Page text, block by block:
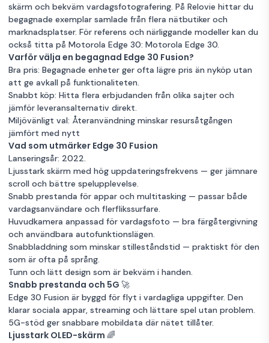
skärm och bekväm vardagsfotografering. På Relovie hittar du
begagnade exemplar samlade från flera nätbutiker och
marknadsplatser. För referens och närliggande modeller kan du
också titta på Motorola Edge 30: Motorola Edge 30
Varför välja en begagnad Edge 30 Fusion?
Bra pris: Begagnade enheter ger ofta lägre pris än nyköp utan
att ge avkall på funktionaliteten.
Snabbt köp: Hitta flera erbjudanden från olika sajter och
jämför leveransalternativ direkt.
Miljövänligt val: Återanvändning minskar resursåtgången
jämfört med nytt
Vad som utmärker Edge 30 Fusion
Lanseringsår: 2022.
Ljusstark skärm med hög uppdateringsfrekvens — ger jämnare
scroll och bättre spelupplevelse.
Snabb prestanda för appar och multitasking — passar både
vardagsanvändare och flerflikssurfare.
Huvudkamera anpassad för vardagsfoto — bra färgåtergivning
och användbara autofunktionslägen.
Snabbladdning som minskar stilleståndstid — praktiskt för den
som är ofta på språng.
Tunn och lätt design som är bekväm i handen.
Snabb prestanda och 5G 🚀
Edge 30 Fusion är byggd för flyt i vardagliga uppgifter. Den
klarar sociala appar, streaming och lättare spel utan problem.
5G-stöd ger snabbare mobildata där nätet tillåter.
Ljusstark OLED-skärm 🌈